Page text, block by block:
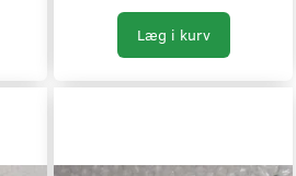
Læg i kurv